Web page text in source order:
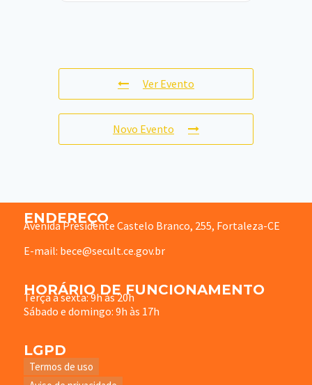
Ver Evento
Novo Evento
ENDEREÇO
Avenida Presidente Castelo Branco, 255, Fortaleza-CE
E-mail: bece@secult.ce.gov.br
HORÁRIO DE FUNCIONAMENTO
Terça à sexta: 9h às 20h
Sábado e domingo: 9h às 17h
LGPD
Termos de uso